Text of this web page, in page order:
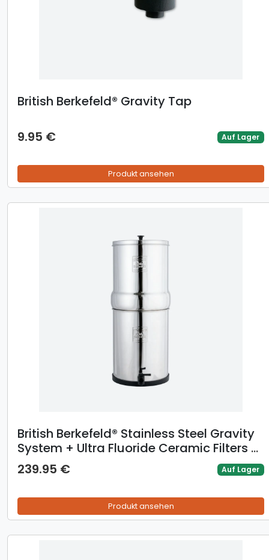
British Berkefeld® Gravity Tap
9.95 € Auf Lager
Produkt ansehen
British Berkefeld® Stainless Steel Gravity
System + Ultra Fluoride Ceramic Filters -
12L
239.95 € Auf Lager
Produkt ansehen